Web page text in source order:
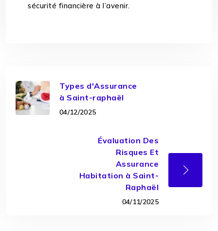
sécurité financière à l’avenir.
Types d'Assurance
à Saint-raphaël
04/12/2025
Évaluation Des
Risques Et
Assurance
Habitation à Saint-
Raphaël
04/11/2025